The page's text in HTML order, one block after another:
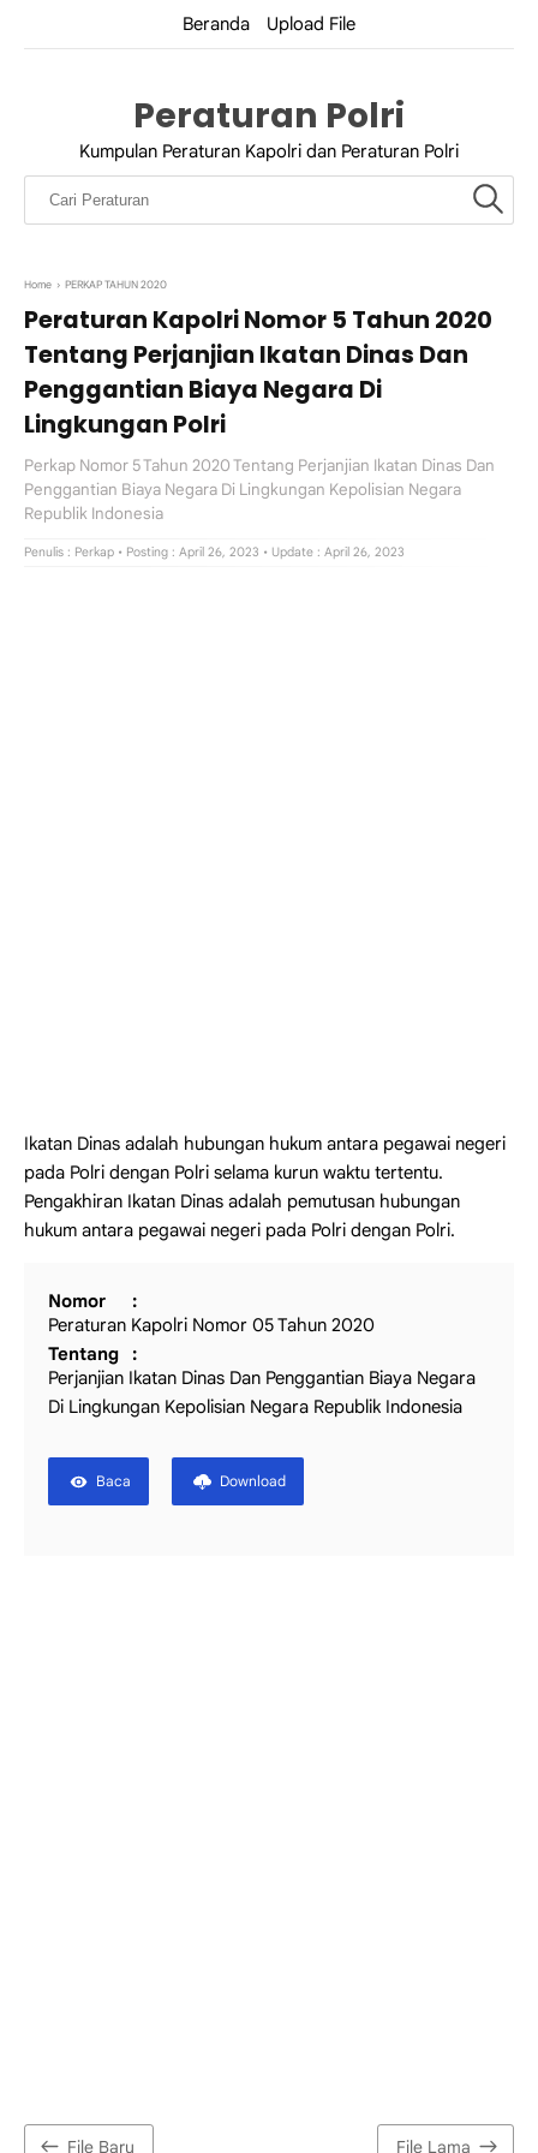
Beranda Upload File
Peraturan Polri
Kumpulan Peraturan Kapolri dan Peraturan Polri
Home › PERKAP TAHUN 2020
Peraturan Kapolri Nomor 5 Tahun 2020
Tentang Perjanjian Ikatan Dinas Dan
Penggantian Biaya Negara Di
Lingkungan Polri
Perkap Nomor 5 Tahun 2020 Tentang Perjanjian Ikatan Dinas Dan
Penggantian Biaya Negara Di Lingkungan Kepolisian Negara
Republik Indonesia
Penulis : Perkap • Posting : April 26, 2023 • Update : April 26, 2023
Ikatan Dinas adalah hubungan hukum antara pegawai negeri
pada Polri dengan Polri selama kurun waktu tertentu.
Pengakhiran Ikatan Dinas adalah pemutusan hubungan
hukum antara pegawai negeri pada Polri dengan Polri.
Nomor
Peraturan Kapolri Nomor 05 Tahun 2020
Tentang
Perjanjian Ikatan Dinas Dan Penggantian Biaya Negara
Di Lingkungan Kepolisian Negara Republik Indonesia
Baca Download
File Baru File Lama